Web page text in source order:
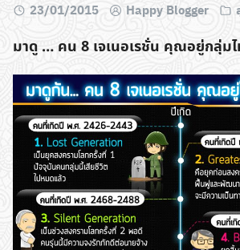
23/01/2015 Happy Blogger
มาดู … คน 8 เจเนอเรชั่น คุณอยู่กลุ่ม